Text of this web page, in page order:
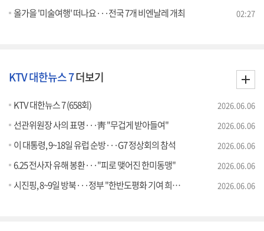
올가을 '미술여행' 떠나요···전국 7개 비엔날레 개최 02:27
KTV 대한뉴스 7더보기
KTV 대한뉴스 7 (658회) 2026.06.06
선관위원장 사의 표명···靑 "무겁게 받아들여" 2026.06.06
이 대통령, 9~18일 유럽 순방···G7 정상회의 참석 2026.06.06
6.25 전사자 유해 봉환···"피로 맺어진 한미동맹" 2026.06.06
시진핑, 8~9일 방북···정부 "한반도평화 기여 희망" 2026.06.06